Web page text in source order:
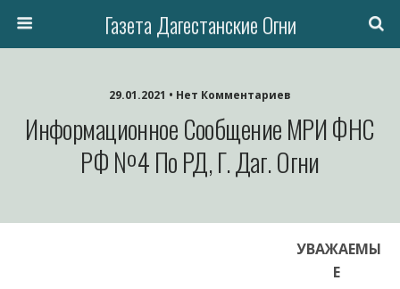
Газета Дагестанские Огни
29.01.2021 • Нет Комментариев
Информационное Сообщение МРИ ФНС
РФ №4 По РД, Г. Даг. Огни
УВАЖАЕМЫ
Е